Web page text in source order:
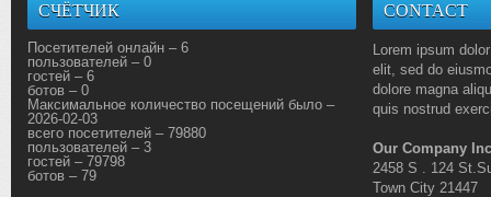
СЧЁТЧИК
Посетителей онлайн – 6
пользователей – 0
гостей – 6
ботов – 0
Максимальное количество посещений было –
2026-02-03
всего посетителей – 79880
пользователей – 3
гостей – 79798
ботов – 79
CONTACT
Lorem ipsum
elit, sed do
dolore magna
quis nostrud
Our Company
2458 S . 124
Town City 21447